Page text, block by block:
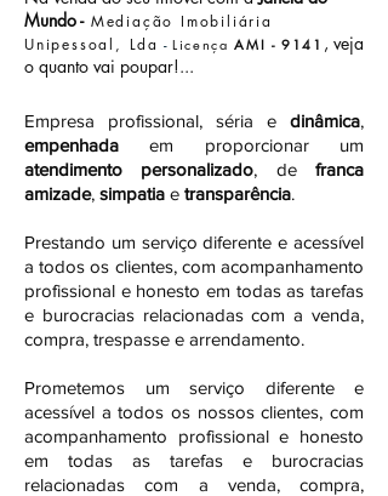
Mundo - Mediação Imobiliária
Unipessoal, Lda -Licença AMI - 9141 , veja
o quanto vai poupar!...
Empresa profissional, séria e dinâmica,
empenhada em proporcionar um
atendimento personalizado, defranca
amizade, simpatia e transparência.
Prestando um serviço diferente e acessível
a todos os clientes, com acompanhamento
profissional e honesto em todas as tarefas
e burocracias relacionadas com a venda,
compra, trespasse e arrendamento.
Prometemos um serviço diferente e
acessível a todos os nossos clientes, com
acompanhamento profissional e honesto
em todas as tarefas e burocracias
relacionadas com a venda, compra,